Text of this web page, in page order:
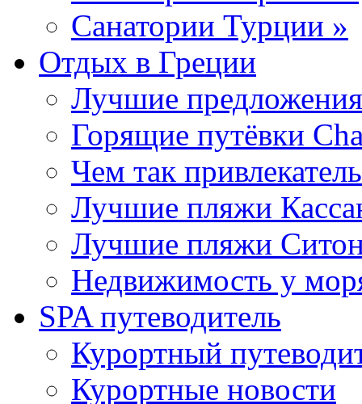
Санатории Турции »
Отдых в Греции
Лучшие
Горящие путёвки
Чем так
Лучшие пляжи
Лучшие пляжи
Недвижимость у
SPA путеводитель
Курортный
Курортные новости